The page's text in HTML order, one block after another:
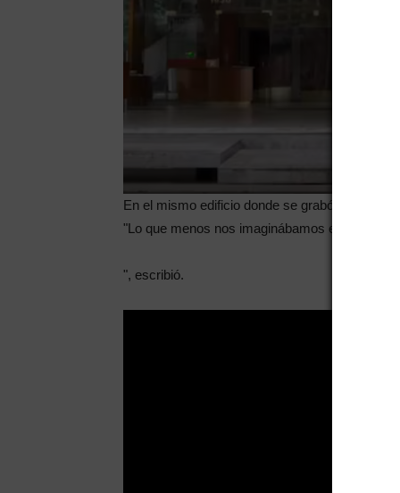
En el mismo edificio donde se grabó la serie,
"Lo que menos nos imaginábamos era que iba
", escribió.